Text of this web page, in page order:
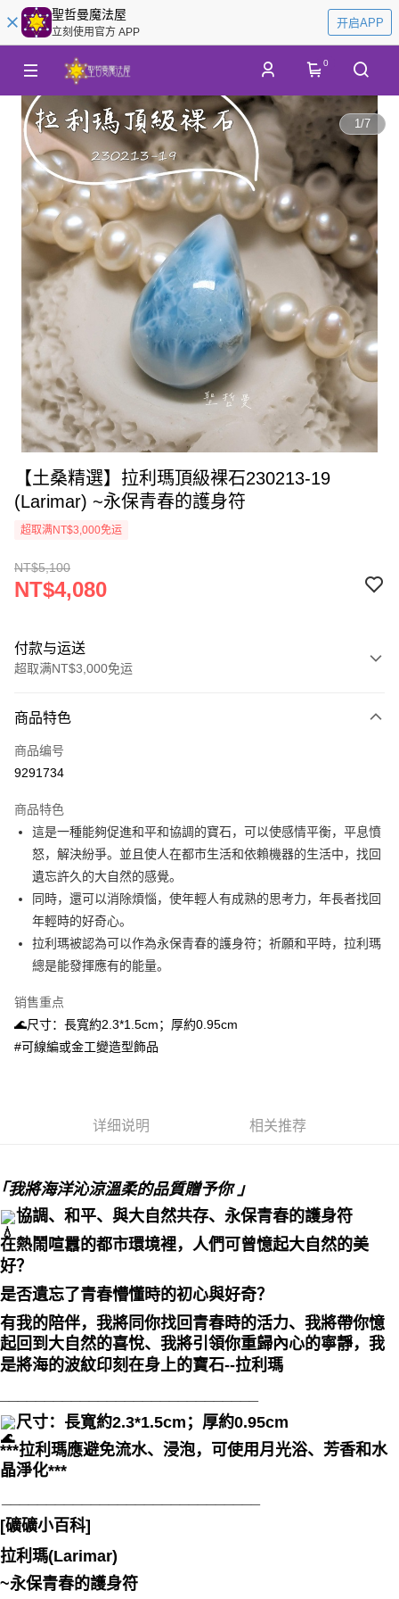
聖哲曼魔法屋
立刻使用官方 APP
开启APP
0
1/7
【土桑精選】拉利瑪頂級裸石230213-19
(Larimar) ~永保青春的護身符
超取满NT$3,000免运
NT$5,100
NT$4,080
付款与运送
超取满NT$3,000免运
信用卡一次付款
超商取货付款
Apple Pay
街口支付
悠遊付
ATM付款
运送方式
全家取貨付款
每笔NT$80，满NT$3,000(含以上)免运费
7-11取貨付款
每笔NT$80，满NT$3,000(含以上)免运费
付款後門市自取
免运费
商品特色
商品编号
9291734
商品特色
這是一種能夠促進和平和協調的寶石，可以使感情平衡，平息憤
怒，解決紛爭。並且使人在都市生活和依賴機器的生活中，找回
遺忘許久的大自然的感覺。
同時，還可以消除煩惱，使年輕人有成熟的思考力，年長者找回
年輕時的好奇心。
拉利瑪被認為可以作為永保青春的護身符；祈願和平時，拉利瑪
總是能發揮應有的能量。
销售重点
🌊尺寸：長寬約2.3*1.5cm；厚約0.95cm
#可線編或金工變造型飾品
详细说明 相关推荐
｢我將海洋沁涼溫柔的品質贈予你 ｣
協調、和平、與大自然共存、永保青春的護身符
在熱鬧喧囂的都市環境裡，人們可曾憶起大自然的美
好？
是否遺忘了青春懵懂時的初心與好奇？
有我的陪伴，我將同你找回青春時的活力、我將帶你憶
起回到大自然的喜悅、我將引領你重歸內心的寧靜，我
是將海的波紋印刻在身上的寶石--拉利瑪
尺寸：長寬約2.3*1.5cm；厚約0.95cm
***拉利瑪應避免流水、浸泡，可使用月光浴、芳香和水
晶淨化***
[礦礦小百科]
拉利瑪(Larimar)
~永保青春的護身符